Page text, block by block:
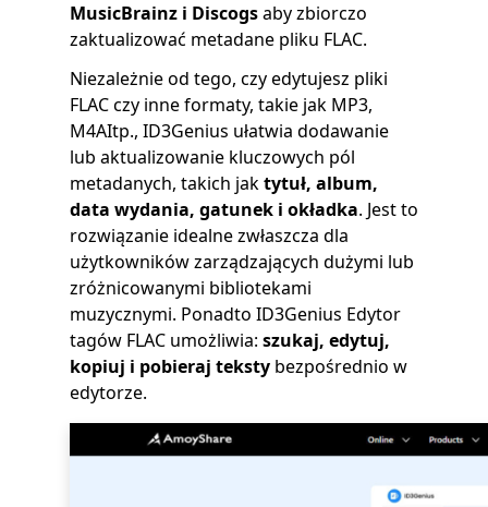
MusicBrainz i Discogsaby zbiorczo
zaktualizować metadane pliku FLAC.
Niezależnie od tego, czy edytujesz pliki
FLAC czy inne formaty, takie jak MP3,
M4AItp., ID3Genius ułatwia dodawanie
lub aktualizowanie kluczowych pól
metadanych, takich jaktytuł, album,
data wydania, gatunek i okładka. Jest to
rozwiązanie idealne zwłaszcza dla
użytkowników zarządzających dużymi lub
zróżnicowanymi bibliotekami
muzycznymi. Ponadto ID3Genius Edytor
tagów FLAC umożliwia: szukaj, edytuj,
kopiuj i pobieraj teksty bezpośrednio w
edytorze.